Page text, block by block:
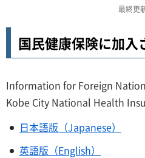
最終更
国民健康保険に加入
Information for Foreign
Kobe City National Health
日本語版（Japanese）
英語版（English）